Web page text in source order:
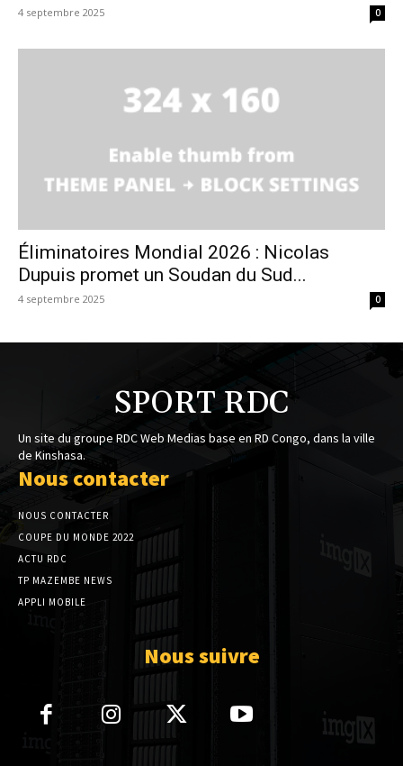
4 septembre 2025 0
Éliminatoires Mondial 2026 : Nicolas
Dupuis promet un Soudan du Sud...
4 septembre 2025 0
SPORT RDC
Un site du groupe RDC Web Medias base en RD Congo, dans la ville
de Kinshasa.
Nous contacter
NOUS CONTACTER
COUPE DU MONDE 2022
ACTU RDC
TP MAZEMBE NEWS
APPLI MOBILE
Nous suivre